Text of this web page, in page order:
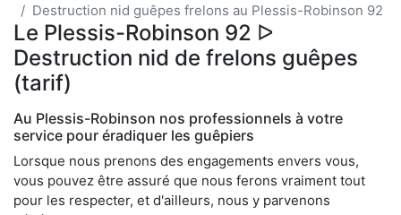
Destruction nid guêpes frelons au Plessis-Robinson 92
Le Plessis-Robinson 92 ᐅ
Destruction nid de frelons guêpes
(tarif)
Au Plessis-Robinson nos professionnels à votre
service pour éradiquer les guêpiers
Lorsque nous prenons des engagements envers vous,
vous pouvez être assuré que nous ferons vraiment tout
pour les respecter, et d'ailleurs, nous y parvenons